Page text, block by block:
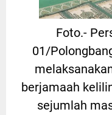
Foto.-
01/
berjamaah
sejumlah